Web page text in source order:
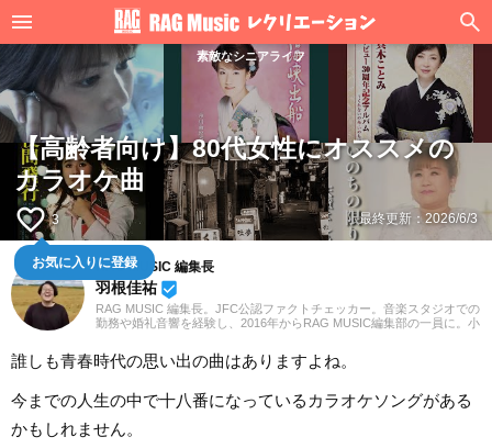
素敵なシニアライフ
【高齢者向け】80代女性にオススメの
カラオケ曲
favorite_border 3
お気に入りに登録
最終更新：2026/6/3
RAG MUSIC 編集長
羽根佳祐 beenhere
RAG MUSIC 編集長。JFC公認ファクトチェッカー。音楽スタジオでの
勤務や婚礼音響を経験し、2016年からRAG MUSIC編集部の一員に。小
バンドでドラムと、さまざまな楽器を経験。各種楽曲紹介記事をはじ
め、各地の音楽フェスの紹介記事やライブレポートなど、自身の音楽
す。音楽は国内外のロックはもちろん、最近ではJ-POPも広く好んで
聴いています。
誰しも青春時代の思い出の曲はありますよね。
今までの人生の中で十八番になっているカラオケソングがある
かもしれません。